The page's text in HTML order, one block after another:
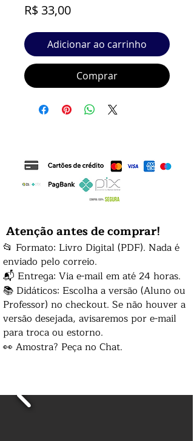
R$ 33,00Preço
Adicionar ao carrinho
Comprar
Atenção antes de comprar!
📂 Formato: Livro Digital (PDF). Nada é
enviado pelo correio.
📬 Entrega: Via e-mail em até 24 horas.
📚 Didáticos: Escolha a versão (Aluno ou
Professor) no checkout. Se não houver a
versão desejada, avisaremos por e-mail
para troca ou estorno.
👀 Amostra? Peça no Chat.